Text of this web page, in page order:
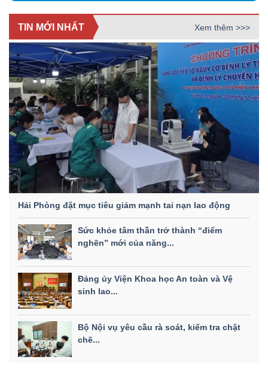
TIN MỚI NHẤT Xem thêm >>>
Hải Phòng đặt mục tiêu giảm mạnh tai nạn lao động
Sức khỏe tâm thần trở thành “điểm
nghẽn” mới của năng...
Đảng ủy Viện Khoa học An toàn và Vệ
sinh lao...
Bộ Nội vụ yêu cầu rà soát, kiểm tra chặt
chẽ...